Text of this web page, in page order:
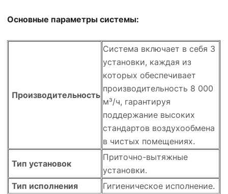
Основные параметры системы:
Производительность
Система включает в себя 3
установки, каждая из
которых обеспечивает
производительность 8 000
м³/ч, гарантируя
поддержание высоких
стандартов воздухообмена
в чистых помещениях.
Тип установок
Приточно-вытяжные
установки.
Тип исполнения
Гигиеническое исполнение.